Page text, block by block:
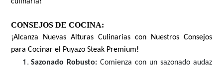
CONSEJOS DE COCINA:
¡Alcanza Nuevas Alturas Culinarias con Nuestros Consejos
para Cocinar el Puyazo Steak Premium!
Sazonado Robusto: Comienza con un sazonado audaz